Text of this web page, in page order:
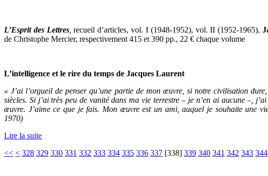
L’Esprit des Lettres, recueil d’articles, vol. I (1948-1952), vol. II (1952-1965),
de Christophe Mercier, respectivement 415 et 390 pp., 22 € chaque volume
L’intelligence et le rire du temps de Jacques Laurent
« J’ai l’orgueil de penser qu’une partie de mon œuvre, si notre civilisation
siècles. Si j’ai très peu de vanité dans ma vie terrestre – je n’en ai aucune –,
œuvre. J’aime ce que je fais. Mon œuvre est un ami, auquel je souhaite une
1970)
Lire la suite
<< < 328 329 330 331 332 333 334 335 336 337 [338] 339 340 341 342 343 344